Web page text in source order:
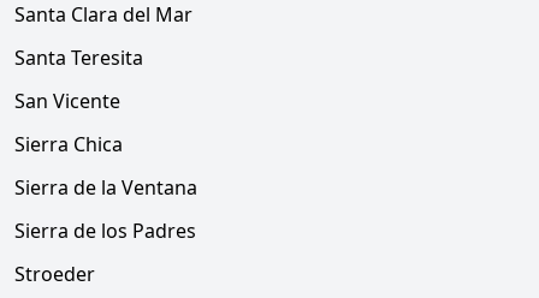
Santa Clara del Mar
Santa Teresita
San Vicente
Sierra Chica
Sierra de la Ventana
Sierra de los Padres
Stroeder